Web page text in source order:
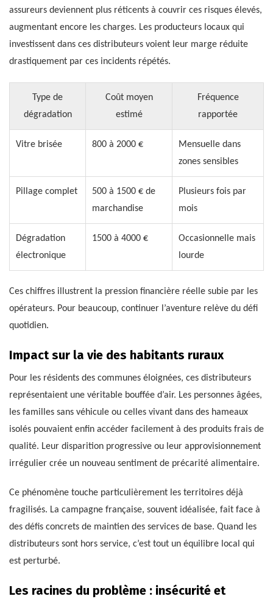
assureurs deviennent plus réticents à couvrir ces risques élevés,
augmentant encore les charges. Les producteurs locaux qui
investissent dans ces distributeurs voient leur marge réduite
drastiquement par ces incidents répétés.
Type de
dégradation
Coût moyen
estimé
Fréquence
rapportée
Vitre brisée 800 à 2000 €
Mensuelle dans
zones sensibles
Pillage complet
500 à 1500 € de
marchandise
Plusieurs fois par
mois
Dégradation
électronique
1500 à 4000 €
Occasionnelle mais
lourde
Ces chiffres illustrent la pression financière réelle subie par les
opérateurs. Pour beaucoup, continuer l’aventure relève du défi
quotidien.
Impact sur la vie des habitants ruraux
Pour les résidents des communes éloignées, ces distributeurs
représentaient une véritable bouffée d’air. Les personnes âgées,
les familles sans véhicule ou celles vivant dans des hameaux
isolés pouvaient enfin accéder facilement à des produits frais de
qualité. Leur disparition progressive ou leur approvisionnement
irrégulier crée un nouveau sentiment de précarité alimentaire.
Ce phénomène touche particulièrement les territoires déjà
fragilisés. La campagne française, souvent idéalisée, fait face à
des défis concrets de maintien des services de base. Quand les
distributeurs sont hors service, c’est tout un équilibre local qui
est perturbé.
Les racines du problème : insécurité et